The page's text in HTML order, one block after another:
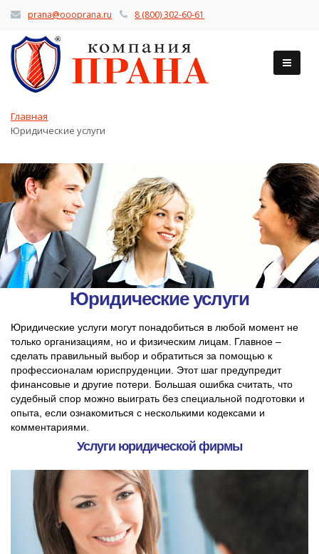
prana@oooprana.ru 8 (800) 302-60-61
Главная
Юридические услуги
Юридические услуги
Юридические услуги могут понадобиться в любой момент не
только организациям, но и физическим лицам. Главное –
сделать правильный выбор и обратиться за помощью к
профессионалам юриспруденции. Этот шаг предупредит
финансовые и другие потери. Большая ошибка считать, что
судебный спор можно выиграть без специальной подготовки и
опыта, если ознакомиться с несколькими кодексами и
комментариями.
Услуги юридической фирмы